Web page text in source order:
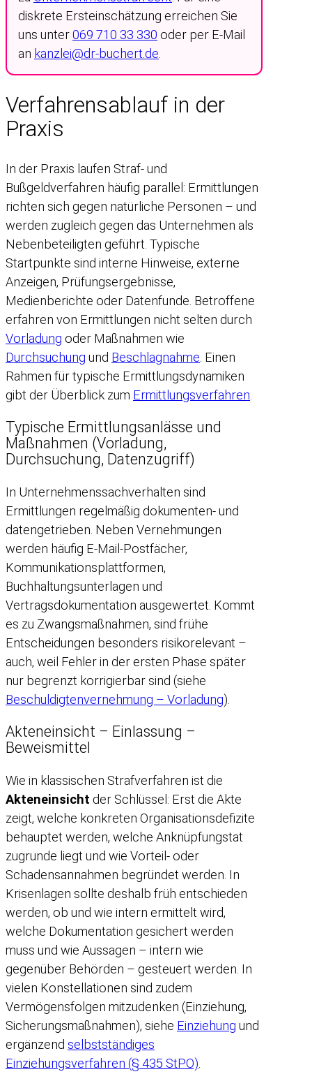
diskrete Ersteinschätzung erreichen Sie
uns unter069 710 33 330 oder per E-Mail
an kanzlei@dr-buchert.de
Verfahrensablauf in der
Praxis
In der Praxis laufen Straf- und
Bußgeldverfahren häufig parallel: Ermittlungen
richten sich gegen natürliche Personen – und
werden zugleich gegen das Unternehmen als
Nebenbeteiligten geführt. Typische
Startpunkte sind interne Hinweise, externe
Anzeigen, Prüfungsergebnisse,
Medienberichte oder Datenfunde. Betroffene
erfahren von Ermittlungen nicht selten durch
Vorladung oder Maßnahmen wie
Durchsuchung und Beschlagnahme . Einen
Rahmen für typische Ermittlungsdynamiken
gibt der Überblick zum Ermittlungsverfahren
Typische Ermittlungsanlässe und
Maßnahmen (Vorladung,
Durchsuchung, Datenzugriff)
In Unternehmenssachverhalten sind
Ermittlungen regelmäßig dokumenten- und
datengetrieben. Neben Vernehmungen
werden häufig E-Mail-Postfächer,
Kommunikationsplattformen,
Buchhaltungsunterlagen und
Vertragsdokumentation ausgewertet. Kommt
es zu Zwangsmaßnahmen, sind frühe
Entscheidungen besonders risikorelevant –
auch, weil Fehler in der ersten Phase später
nur begrenzt korrigierbar sind (siehe
Beschuldigtenvernehmung – Vorladung).
Akteneinsicht – Einlassung –
Beweismittel
Wie in klassischen Strafverfahren ist die
Akteneinsicht der Schlüssel: Erst die Akte
zeigt, welche konkreten Organisationsdefizite
behauptet werden, welche Anknüpfungstat
zugrunde liegt und wie Vorteil- oder
Schadensannahmen begründet werden. In
Krisenlagen sollte deshalb früh entschieden
werden, ob und wie intern ermittelt wird,
welche Dokumentation gesichert werden
muss und wie Aussagen – intern wie
gegenüber Behörden – gesteuert werden. In
vielen Konstellationen sind zudem
Vermögensfolgen mitzudenken (Einziehung,
Sicherungsmaßnahmen), siehe Einziehung und
ergänzend selbstständiges
Einziehungsverfahren (§ 435 StPO)